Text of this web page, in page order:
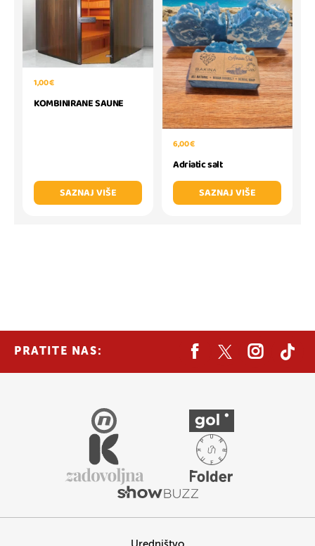
1,00 €
KOMBINIRANE SAUNE
SAZNAJ VIŠE
6,00 €
Adriatic salt
SAZNAJ VIŠE
PRATITE NAS: